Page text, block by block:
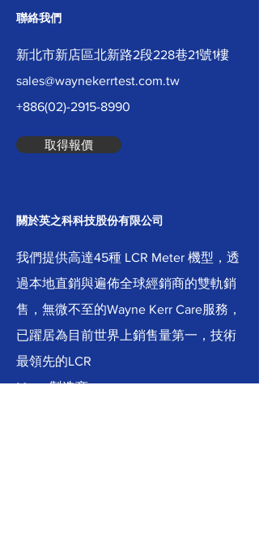
聯絡我們
新北市新店區北新路2段228巷21號1樓
sales@waynekerrtest.com.tw
+886(02)-2915-8990
取得報價
關於英之科科技股份有限公司
我們提供高達45種 LCR Meter 機型，透
過本地直銷與遍佈全球經銷商的雙軌銷
售，無微不至的Wayne Kerr Care服務，
已躍居為目前世界上銷售量第一，技術
最領先的LCR
Meter製造商。